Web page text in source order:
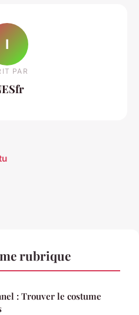
I
PAR
rubrique
: Trouver le costume